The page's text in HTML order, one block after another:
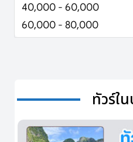
40,000 - 60,000
60,000 - 80,000
ทัวร์ใ